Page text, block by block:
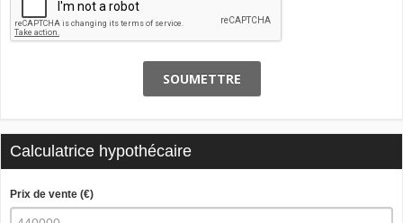
SOUMETTRE
Calculatrice hypothécaire
Prix de vente (€)